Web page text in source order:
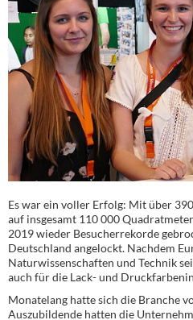
Es war ein voller Erfolg: Mit über
auf insgesamt 110 000
2019 wieder Besucherrekorde
Deutschland angelockt. Nachdem
Naturwissenschaften und Technik
auch für die Lack- und
Monatelang hatte sich die Branche
Auszubildende hatten die